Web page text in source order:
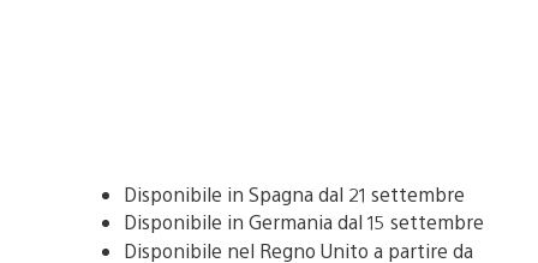
Disponibile in Spagna dal 21 settembre
Disponibile in Germania dal 15 settembre
Disponibile nel Regno Unito a partire da